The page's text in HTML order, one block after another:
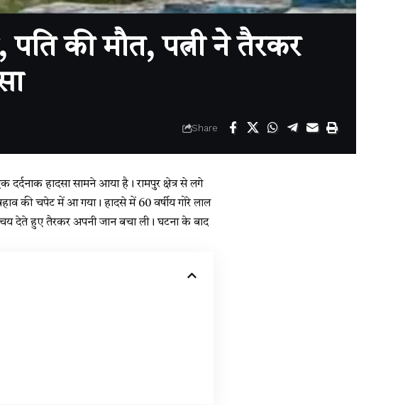
की मौत, पत्नी ने तैरकर
Share
हादसा सामने आया है। रामपुर क्षेत्र से लगे
की चपेट में आ गया। हादसे में 60 वर्षीय गोरे लाल
देते हुए तैरकर अपनी जान बचा ली। घटना के बाद